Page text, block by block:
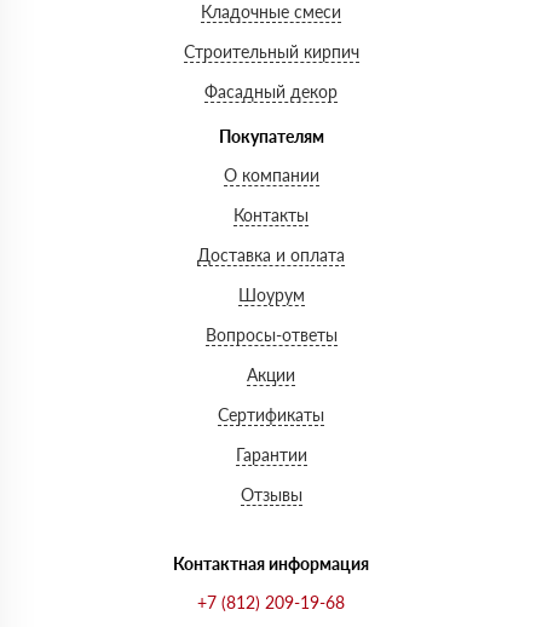
Кладочные смеси
Строительный кирпич
Фасадный декор
Покупателям
О компании
Контакты
Доставка и оплата
Шоурум
Вопросы-ответы
Акции
Сертификаты
Гарантии
Отзывы
Контактная информация
+7 (812) 209-19-68